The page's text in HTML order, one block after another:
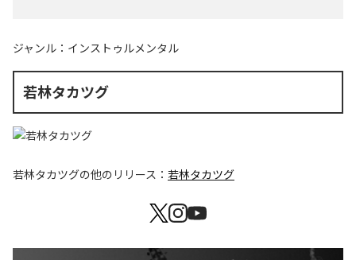
ジャンル： インストゥルメンタル
若林タカツグ
若林タカツグの他のリリース： 若林タカツグ